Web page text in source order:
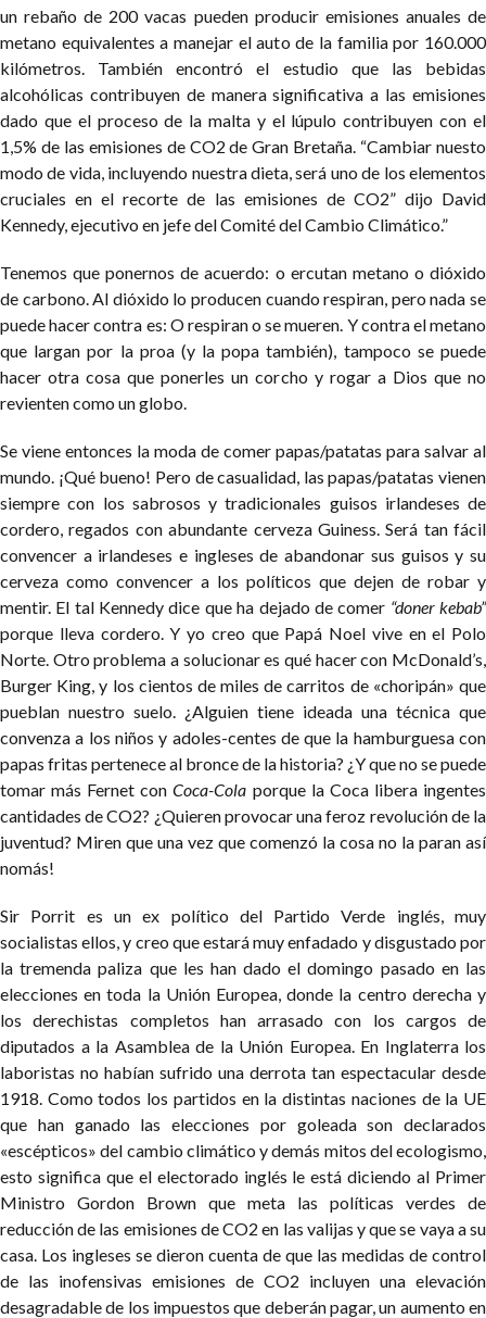
un rebaño de 200 vacas pueden producir emisiones anuales de
metano equivalentes a manejar el auto de la familia por 160.000
kilómetros.
También encontró el estudio que las bebidas
alcohólicas contribuyen de manera significativa a las emisiones
dado que el proceso de la malta y el lúpulo contribuyen con el
1,5% de las emisiones de CO2 de Gran Bretaña. “Cambiar nuesto
modo de vida, incluyendo nuestra dieta, será uno de los elementos
cruciales en el recorte de las emisiones de CO2” dijo David
Kennedy, ejecutivo en jefe del Comité del Cambio Climático.”
Tenemos que ponernos de acuerdo: o ercutan metano o dióxido
de carbono. Al dióxido lo producen cuando respiran, pero nada se
puede hacer contra es: O respiran o se mueren. Y contra el metano
que largan por la proa (y la popa también), tampoco se puede
hacer otra cosa que ponerles un corcho y rogar a Dios que no
revienten como un globo.
Se viene entonces la moda de comer papas/patatas para salvar al
mundo. ¡Qué bueno! Pero de casualidad, las papas/patatas vienen
siempre con los sabrosos y tradicionales guisos irlandeses de
cordero, regados con abundante cerveza Guiness. Será tan fácil
convencer a irlandeses e ingleses de abandonar sus guisos y su
cerveza como convencer a los políticos que dejen de robar y
mentir. El tal Kennedy dice que ha dejado de comer “doner kebab”
porque lleva cordero. Y yo creo que Papá Noel vive en el Polo
Norte. Otro problema a solucionar es qué hacer con McDonald’s,
Burger King, y los cientos de miles de carritos de «choripán» que
pueblan nuestro suelo. ¿Alguien tiene ideada una técnica que
convenza a los niños y adoles-centes de que la hamburguesa con
papas fritas pertenece al bronce de la historia? ¿Y que no se puede
tomar más Fernet conCoca-Cola porque la Coca libera ingentes
cantidades de CO2? ¿Quieren provocar una feroz revolución de la
juventud? Miren que una vez que comenzó la cosa no la paran así
nomás!
Sir Porrit es un ex político del Partido Verde inglés, muy
socialistas ellos, y creo que estará muy enfadado y disgustado por
la tremenda paliza que les han dado el domingo pasado en las
elecciones en toda la Unión Europea, donde la centro derecha y
los derechistas completos han arrasado con los cargos de
diputados a la Asamblea de la Unión Europea. En Inglaterra los
laboristas no habían sufrido una derrota tan espectacular desde
1918. Como todos los partidos en la distintas naciones de la UE
que han ganado las elecciones por goleada son declarados
«escépticos» del cambio climático y demás mitos del ecologismo,
esto significa que el electorado inglés le está diciendo al Primer
Ministro Gordon Brown que meta las políticas verdes de
reducción de las emisiones de CO2 en las valijas y que se vaya a su
casa. Los ingleses se dieron cuenta de que las medidas de control
de las inofensivas emisiones de CO2 incluyen una elevación
desagradable de los impuestos que deberán pagar, un aumento en